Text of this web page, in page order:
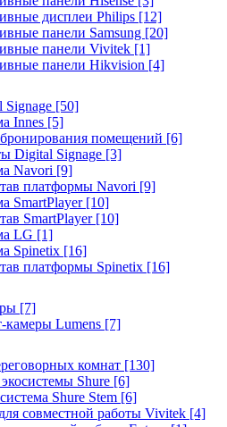
дисплеи Philips [12]
панели Samsung [20]
панели Vivitek [1]
панели Hikvision [4]
[50]
Innes [5]
помещений [6]
Digital Signage [3]
Navori [9]
платформы Navori [9]
SmartPlayer [10]
SmartPlayer [10]
LG [1]
Spinetix [16]
платформы Spinetix [16]
[7]
камеры Lumens [7]
комнат [130]
Shure [6]
Shure Stem [6]
совместной работы Vivitek [4]